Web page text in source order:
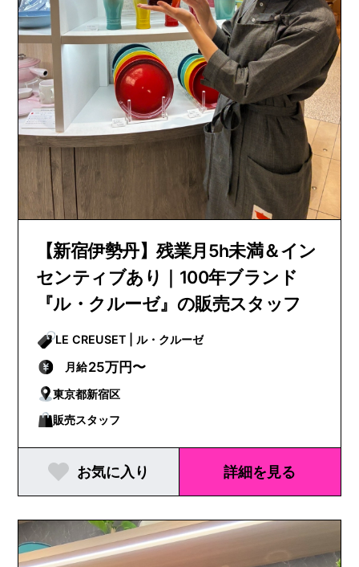
【新宿伊勢丹】残業月5h未満＆イン
センティブあり｜100年ブランド
『ル・クルーゼ』の販売スタッフ
LE CREUSET | ル・クルーゼ
月給25万円〜
東京都新宿区
販売スタッフ
お気に入り 詳細を見る